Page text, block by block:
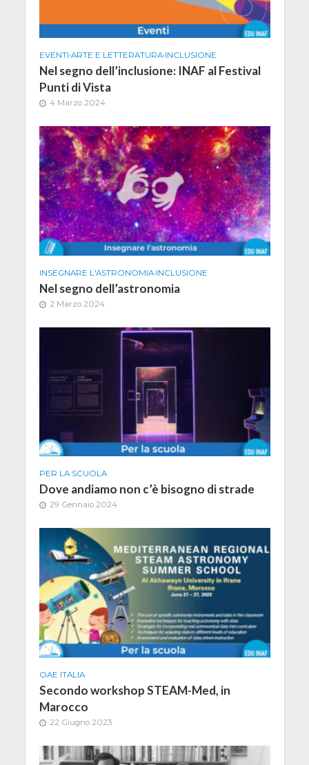
EVENTI•ARTE E LETTERATURA•INCLUSIONE
Nel segno dell’inclusione: INAF al Festival
Punti di Vista
4 Marzo 2024
INSEGNARE L'ASTRONOMIA•INCLUSIONE
Nel segno dell’astronomia
2 Marzo 2024
PER LA SCUOLA
Dove andiamo non c’è bisogno di strade
29 Gennaio 2024
OAE ITALIA
Secondo workshop STEAM-Med, in
Marocco
22 Giugno 2023